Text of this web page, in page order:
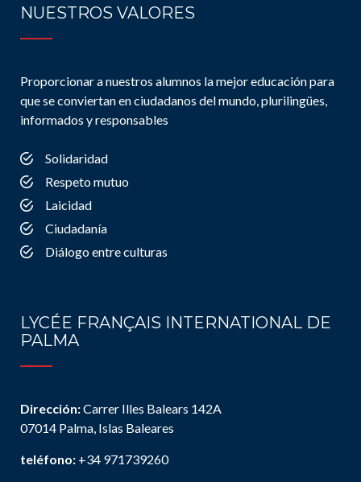
NUESTROS VALORES
Proporcionar a nuestros alumnos la mejor educación para
que se conviertan en ciudadanos del mundo, plurilingües,
informados y responsables
Solidaridad
Respeto mutuo
Laicidad
Ciudadanía
Diálogo entre culturas
LYCÉE FRANÇAIS INTERNATIONAL DE
PALMA
Dirección:Carrer Illes Balears 142A
07014 Palma, Islas Baleares
teléfono: +34 971739260